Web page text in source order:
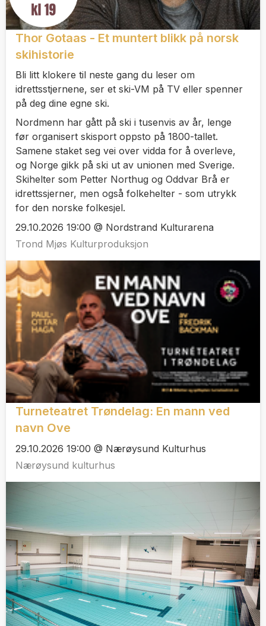
Thor Gotaas - Et muntert blikk på norsk
skihistorie
Bli litt klokere til neste gang du leser om
idrettsstjernene, ser et ski-VM på TV eller spenner
på deg dine egne ski.
Nordmenn har gått på ski i tusenvis av år, lenge
før organisert skisport oppsto på 1800-tallet.
Samene staket seg vei over vidda for å overleve,
og Norge gikk på ski ut av unionen med Sverige.
Skihelter som Petter Northug og Oddvar Brå er
idrettssjerner, men også folkehelter - som utrykk
for den norske folkesjel.
29.10.2026 19:00 @ Nordstrand Kulturarena
Trond Mjøs Kulturproduksjon
Turneteatret Trøndelag: En mann ved
navn Ove
29.10.2026 19:00 @ Nærøysund Kulturhus
Nærøysund kulturhus